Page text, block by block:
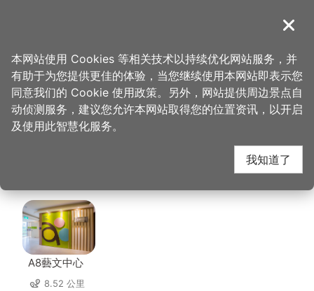
導覽
首页 > 想去的地方 > 住宿 > 福容大饭店-桃园店
福容大饭店-桃园店 周
边景点
A8藝文中心
8.52 公里
关闭
本网站使用 Cookies 等相关技术以持续优化网站服务，并
有助于为您提供更佳的体验，当您继续使用本网站即表示您
同意我们的 Cookie 使用政策。另外，网站提供周边景点自
动侦测服务，建议您允许本网站取得您的位置资讯，以开启
及使用此智慧化服务。
我知道了